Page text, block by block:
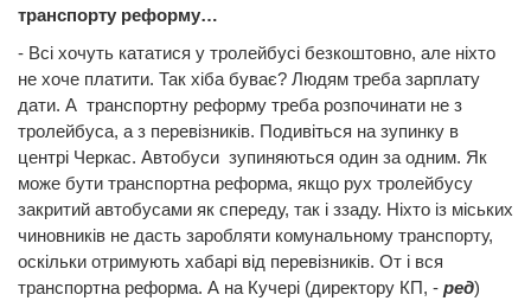
транспорту реформу…
- Всі хочуть кататися у тролейбусі безкоштовно, але ніхто
не хоче платити. Так хіба буває? Людям треба зарплату
дати. А транспортну реформу треба розпочинати не з
тролейбуса, а з перевізників. Подивіться на зупинку в
центрі Черкас. Автобуси зупиняються один за одним. Як
може бути транспортна реформа, якщо рух тролейбусу
закритий автобусами як спереду, так і ззаду. Ніхто із міських
чиновників не дасть заробляти комунальному транспорту,
оскільки отримують хабарі від перевізників. От і вся
транспортна реформа. А на Кучері (директору КП, - ред)